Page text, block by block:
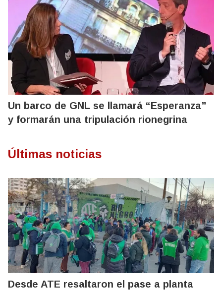
Un barco de GNL se llamará “Esperanza”
y formarán una tripulación rionegrina
Últimas noticias
Desde ATE resaltaron el pase a planta